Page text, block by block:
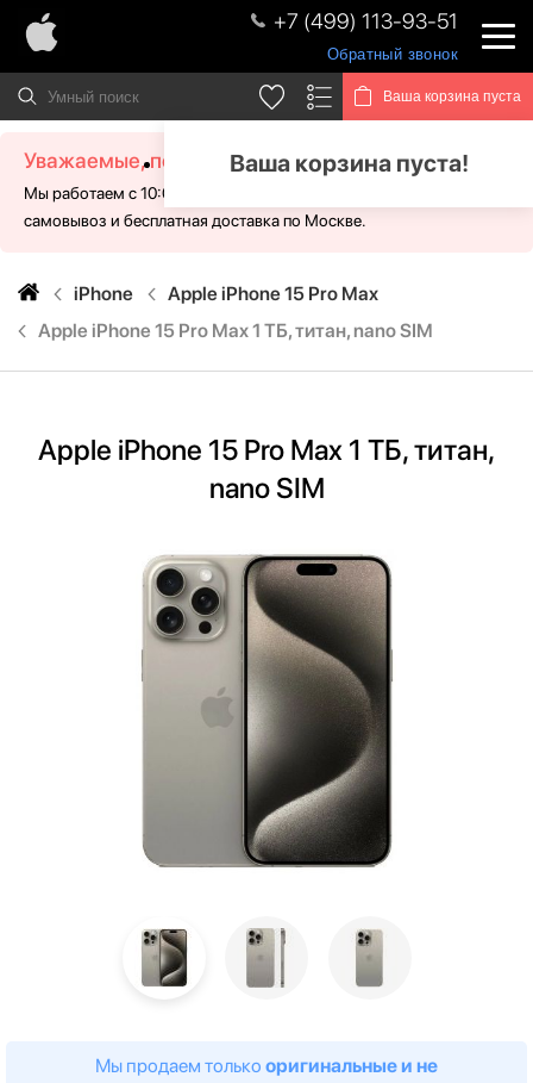
+7 (499) 113-93-51
Обратный звонок
Ваша корзина пуста
Ваша корзина пуста!
Уважаемые, посетители!
Мы работаем с 10:00 - 21:00 без выходных. Для Вас доступен
самовывоз и бесплатная доставка по Москве.
iPhone
Apple iPhone 15 Pro Max
Apple iPhone 15 Pro Max 1 ТБ, титан, nano SIM
Apple iPhone 15 Pro Max 1 ТБ, титан,
nano SIM
Мы продаем только оригинальные и не